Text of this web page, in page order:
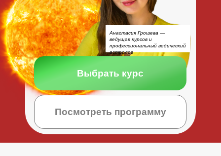
Анастасия Грошева —
ведущая курсов и
профессиональный ведический
астролог
Посмотреть программу
Выбрать курс